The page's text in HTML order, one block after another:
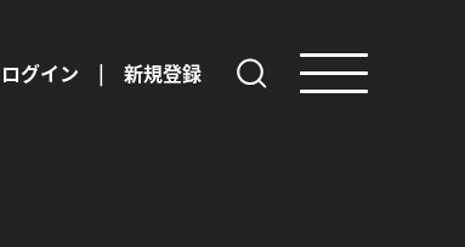
ログイン | 新規登録